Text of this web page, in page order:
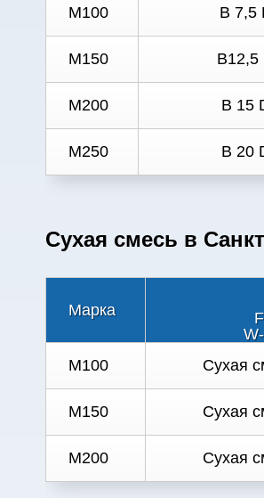
М100 В 7,5
М150 В12,5
М200 В 15
М250 В 20
Сухая смесь в
Марка
M100 Сухая
M150 Сухая
M200 Сухая